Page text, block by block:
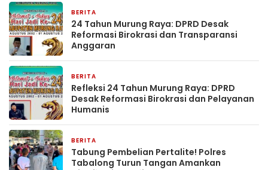
BERITA
24 Tahun Murung Raya: DPRD Desak
Reformasi Birokrasi dan Transparansi
Anggaran
BERITA
Refleksi 24 Tahun Murung Raya: DPRD
Desak Reformasi Birokrasi dan Pelayanan
Humanis
BERITA
Tabung Pembelian Pertalite! Polres
Tabalong Turun Tangan Amankan